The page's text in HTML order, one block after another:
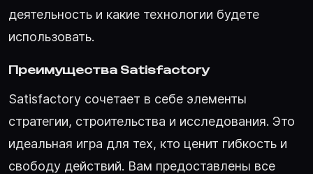
деятельность и какие технологии будете
использовать.
Преимущества Satisfactory
Satisfactory сочетает в себе элементы
стратегии, строительства и исследования. Это
идеальная игра для тех, кто ценит гибкость и
свободу действий. Вам предоставлены все